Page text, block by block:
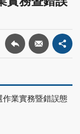
作業實務暨錯誤態